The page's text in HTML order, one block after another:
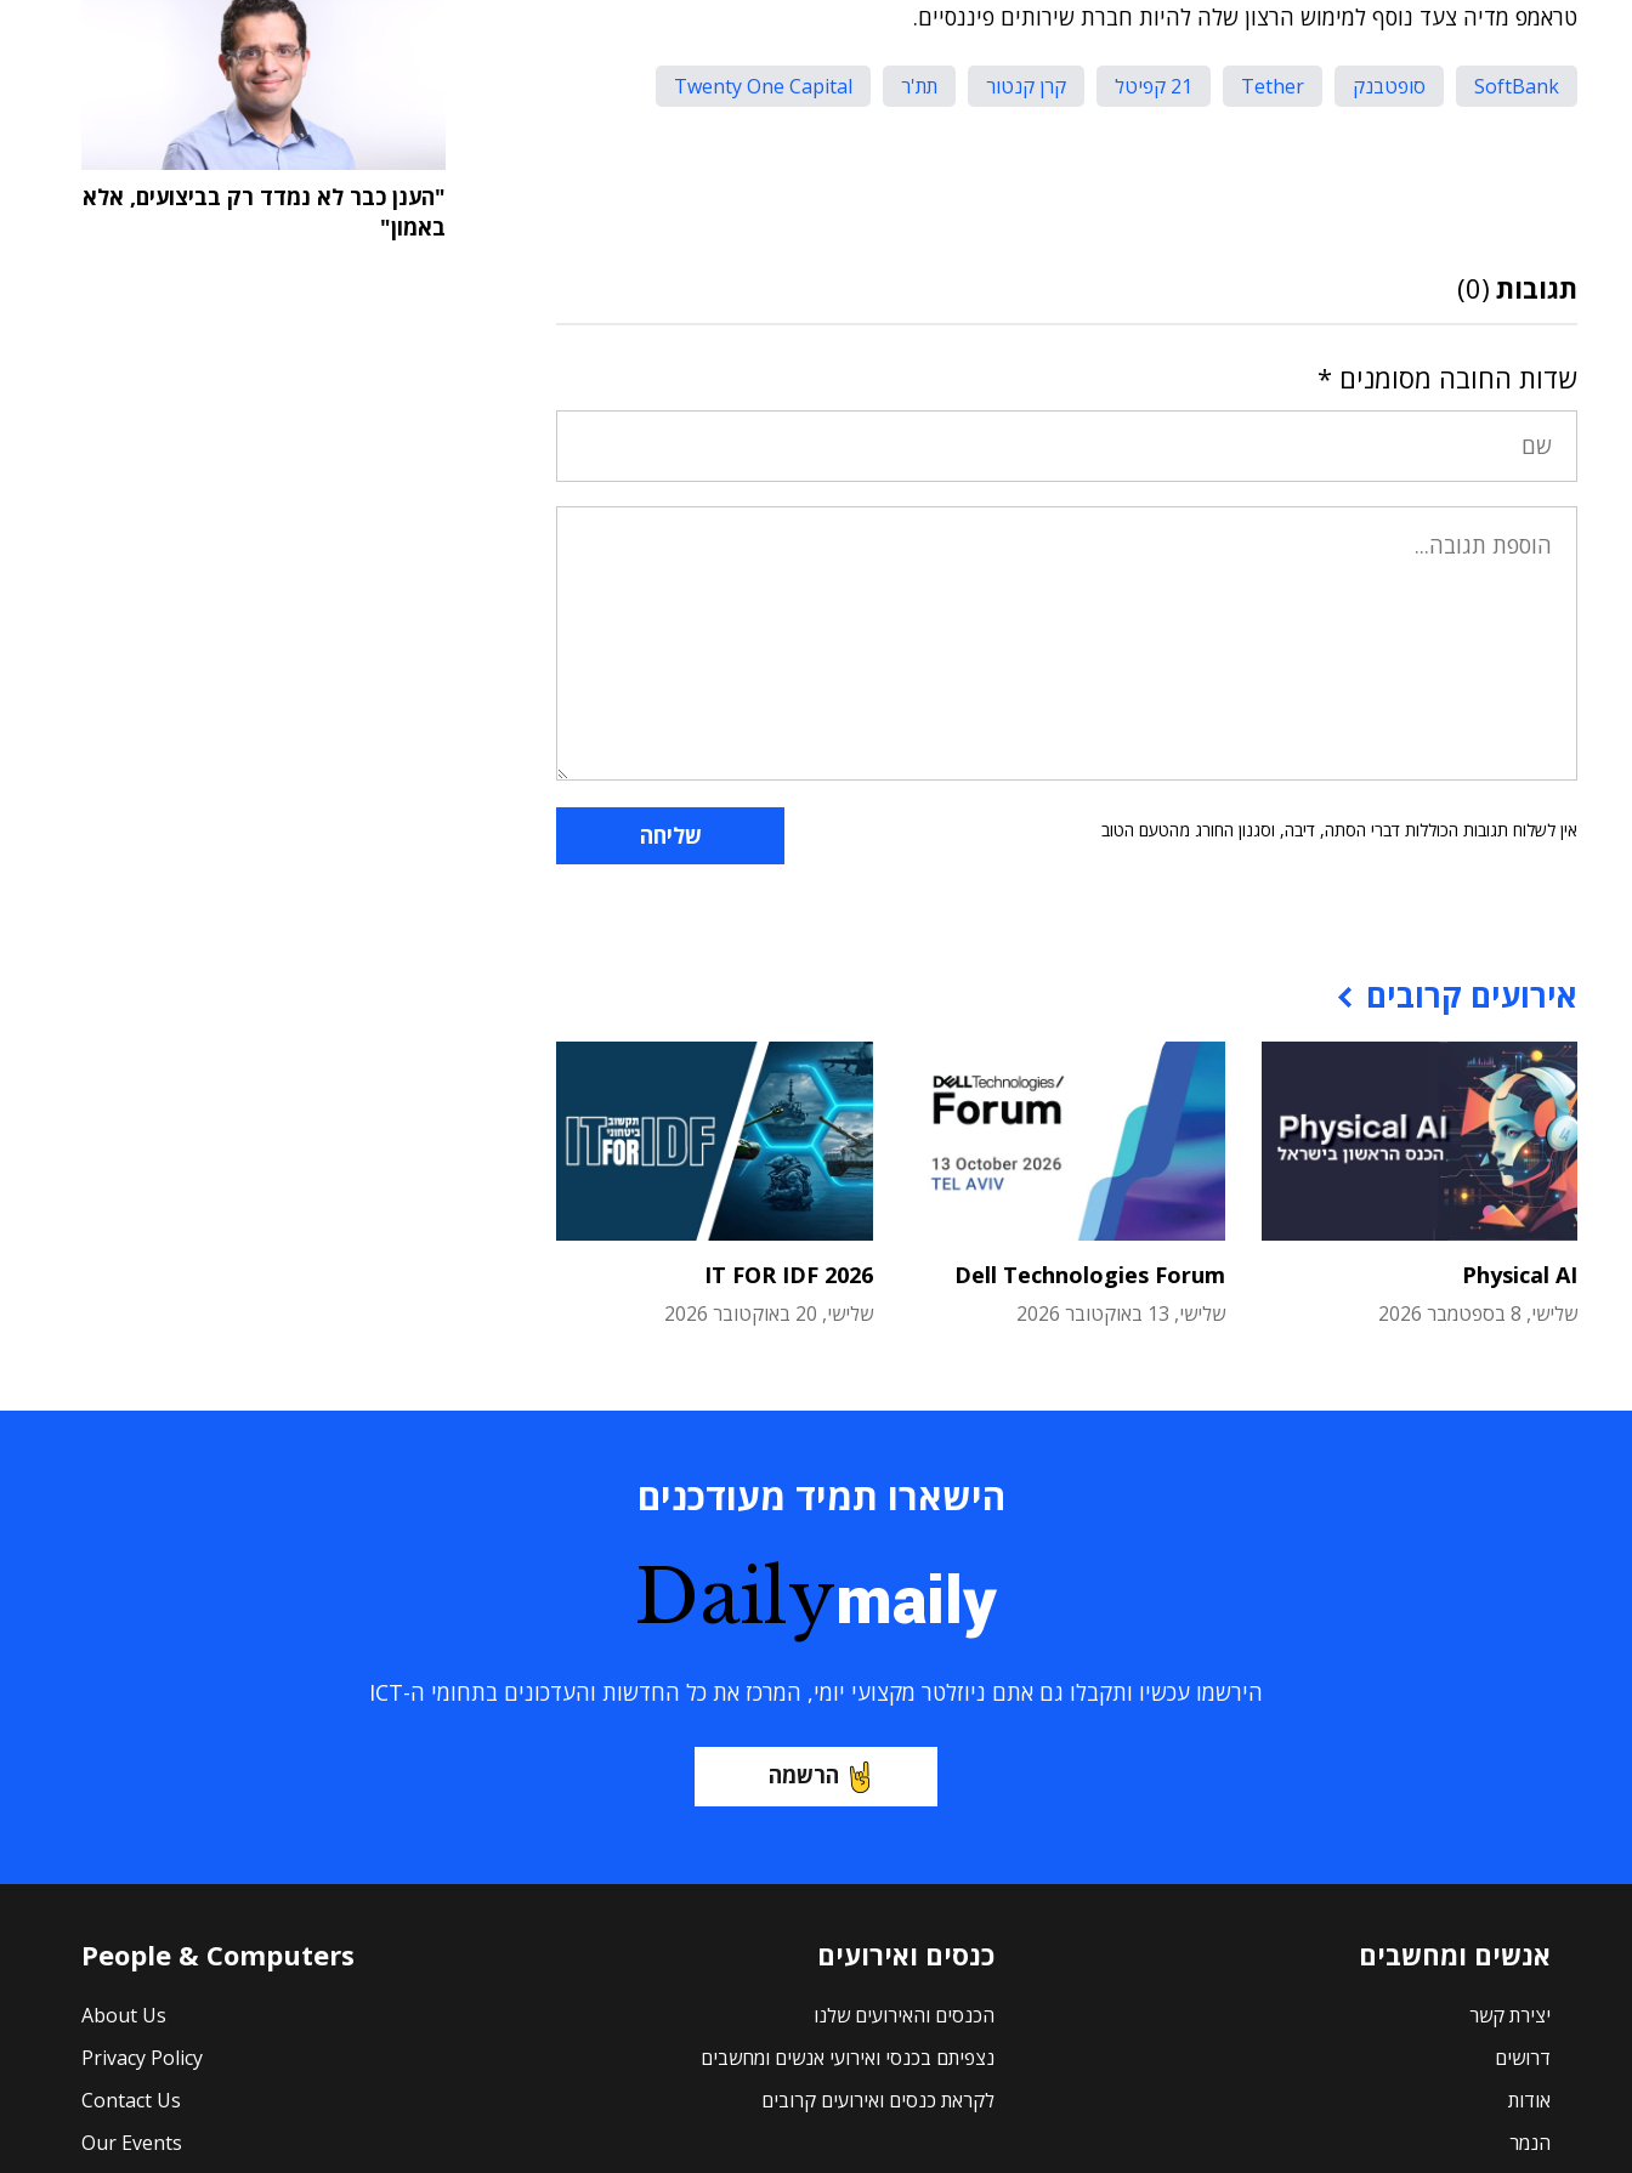
טראמפ מדיה צעד נוסף למימוש הרצון שלה להיות חברת שירותים פיננסיים.
SoftBank סופטבנק Tether 21 קפיטל קרן קנטור תת'ר Twenty One Capital
תגובות (0)
שדות החובה מסומנים *
אין לשלוח תגובות הכוללות דברי הסתה, דיבה, וסגנון החורג מהטעם הטוב
אירועים קרובים
Physical AI
שלישי, 8 בספטמבר 2026
Dell Technologies Forum
שלישי, 13 באוקטובר 2026
IT FOR IDF 2026
שלישי, 20 באוקטובר 2026
"הענן כבר לא נמדד רק בביצועים, אלא
באמון"
הישארו תמיד מעודכנים
Dailymaily
הירשמו עכשיו ותקבלו גם אתם ניוזלטר מקצועי יומי, המרכז את כל החדשות והעדכונים בתחומי ה-ICT
הרשמה
אנשים ומחשבים
יצירת קשר
דרושים
אודות
הנמר
כנסים ואירועים
הכנסים והאירועים שלנו
נצפיתם בכנסי ואירועי אנשים ומחשבים
לקראת כנסים ואירועים קרובים
People & Computers
About Us
Privacy Policy
Contact Us
Our Events